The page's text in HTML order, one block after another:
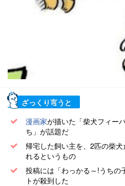
ざっくり言うと
漫画家が描いた「柴犬フィー
ち」が話題だ
帰宅した飼い主を、2匹の柴
れるというもの
投稿には「わっかる～!うちの
トが殺到した